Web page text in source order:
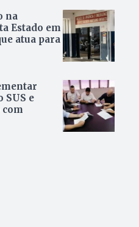
na
Estado em
atua para
SUS e
com